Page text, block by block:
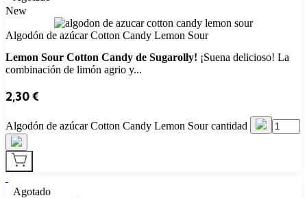
New
Algodón de azúcar Cotton Candy Lemon Sour
Lemon Sour Cotton Candy de Sugarolly! ¡Suena delicioso! La
combinación de limón agrio y...
2,30€
Algodón de azúcar Cotton Candy Lemon Sour cantidad
Agotado